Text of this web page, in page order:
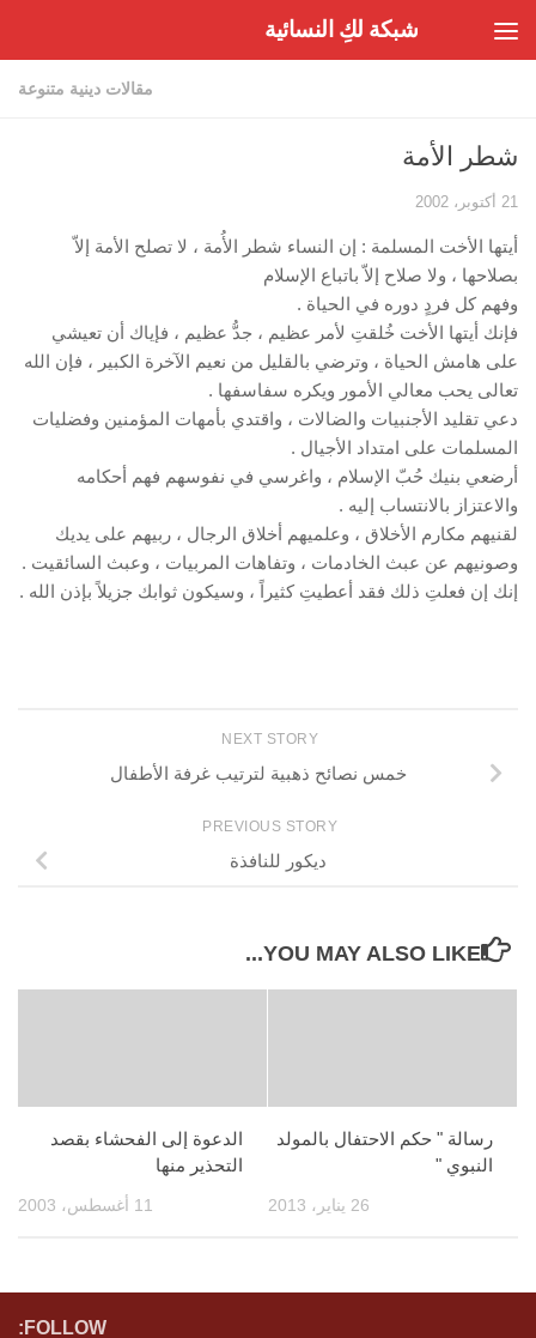
شبكة لكِ النسائية
مقالات دينية متنوعة
شطر الأمة
21 أكتوبر، 2002
أيتها الأخت المسلمة : إن النساء شطر الأُمة ، لا تصلح الأمة إلاّ
بصلاحها ، ولا صلاح إلاّ باتباع الإسلام
وفهم كل فردٍ دوره في الحياة .
فإنك أيتها الأخت خُلقتِ لأمر عظيم ، جدُّ عظيم ، فإياك أن تعيشي
على هامش الحياة ، وترضي بالقليل من نعيم الآخرة الكبير ، فإن الله
تعالى يحب معالي الأمور ويكره سفاسفها .
دعي تقليد الأجنبيات والضالات ، واقتدي بأمهات المؤمنين وفضليات
المسلمات على امتداد الأجيال .
أرضعي بنيك حُبّ الإسلام ، واغرسي في نفوسهم فهم أحكامه
والاعتزاز بالانتساب إليه .
لقنيهم مكارم الأخلاق ، وعلميهم أخلاق الرجال ، ربيهم على يديك
وصونيهم عن عبث الخادمات ، وتفاهات المربيات ، وعبث السائقيت .
إنك إن فعلتِ ذلك فقد أعطيتِ كثيراً ، وسيكون ثوابك جزيلاً بإذن الله .
NEXT STORY
خمس نصائح ذهبية لترتيب غرفة الأطفال
PREVIOUS STORY
ديكور للنافذة
YOU MAY ALSO LIKE...
الدعوة إلى الفحشاء بقصد
التحذير منها
11 أغسطس، 2003
رسالة " حكم الاحتفال بالمولد
النبوي "
26 يناير، 2013
FOLLOW: